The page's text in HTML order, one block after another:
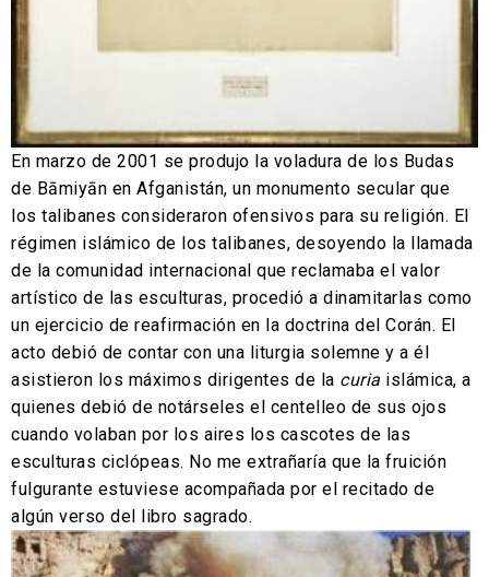
En marzo de 2001 se produjo la voladura de los Budas
de Bāmiyān en Afganistán, un monumento secular que
los talibanes consideraron ofensivos para su religión. El
régimen islámico de los talibanes, desoyendo la llamada
de la comunidad internacional que reclamaba el valor
artístico de las esculturas, procedió a dinamitarlas como
un ejercicio de reafirmación en la doctrina del Corán. El
acto debió de contar con una liturgia solemne y a él
asistieron los máximos dirigentes de la curia islámica, a
quienes debió de notárseles el centelleo de sus ojos
cuando volaban por los aires los cascotes de las
esculturas ciclópeas. No me extrañaría que la fruición
fulgurante estuviese acompañada por el recitado de
algún verso del libro sagrado.